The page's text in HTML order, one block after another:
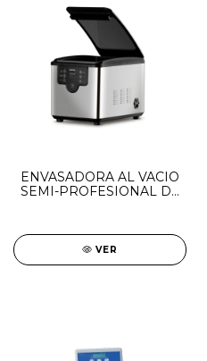
ENVASADORA AL VACIO
SEMI-PROFESIONAL DE
VER